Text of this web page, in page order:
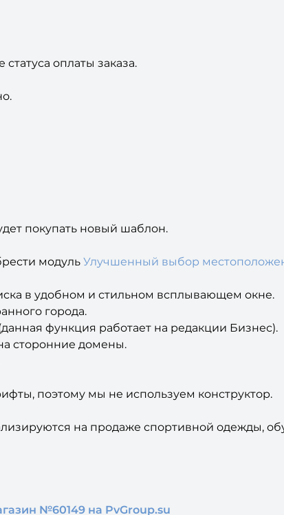
оплаты заказа.
покупать новый шаблон.
модуль Улучшенный выбор
в удобном и стильном всплывающем окне.
города.
функция работает на редакции Бизнес).
сторонние домены.
поэтому мы не используем конструктор.
на продаже спортивной одежды,
№60149 на PvGroup.su